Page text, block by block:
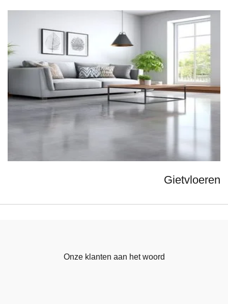
Gietvloeren
Onze klanten aan het woord